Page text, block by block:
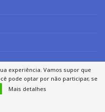
experiência. Vamos supor que
pode optar por não participar, se
Mais detalhes